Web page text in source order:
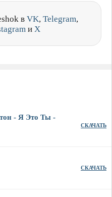
в VK, Telegram,
и X
- Я Это Ты -
СКАЧАТЬ
СКАЧАТЬ